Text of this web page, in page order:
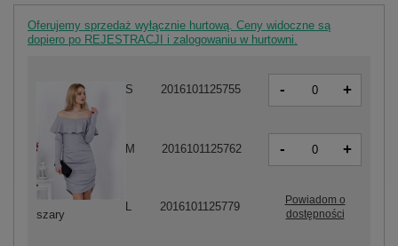
Oferujemy sprzedaż wyłącznie hurtową. Ceny widoczne są
dopiero po REJESTRACJI i zalogowaniu w hurtowni.
szary
S 2016101125755 - +
M 2016101125762 - +
2016101125779
Powiadom o
dostępności